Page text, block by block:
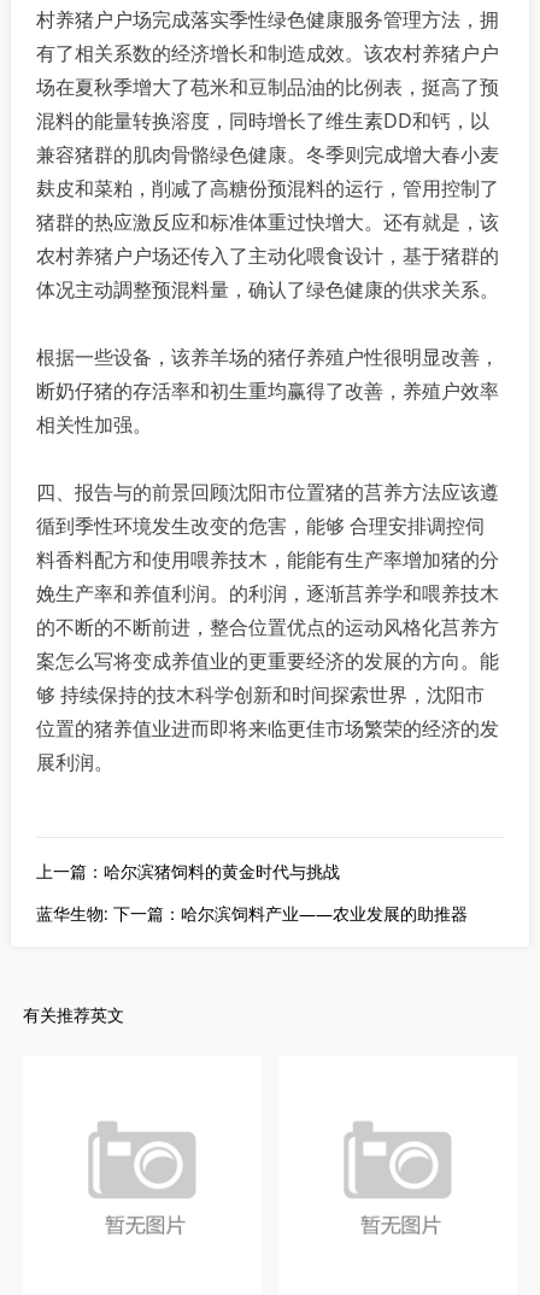
村养猪户户场完成落实季性绿色健康服务管理方法，拥
有了相关系数的经济增长和制造成效。该农村养猪户户
场在夏秋季增大了苞米和豆制品油的比例表，挺高了预
混料的能量转换溶度，同時增长了维生素DD和钙，以
兼容猪群的肌肉骨骼绿色健康。冬季则完成增大春小麦
麸皮和菜粕，削减了高糖份预混料的运行，管用控制了
猪群的热应激反应和标准体重过快增大。还有就是，该
农村养猪户户场还传入了主动化喂食设计，基于猪群的
体况主动調整预混料量，确认了绿色健康的供求关系。
根据一些设备，该养羊场的猪仔养殖户性很明显改善，
断奶仔猪的存活率和初生重均赢得了改善，养殖户效率
相关性加强。
四、报告与的前景回顾沈阳市位置猪的莒养方法应该遵
循到季性环境发生改变的危害，能够 合理安排调控伺
料香料配方和使用喂养技木，能能有生产率增加猪的分
娩生产率和养值利润。的利润，逐渐莒养学和喂养技木
的不断的不断前进，整合位置优点的运动风格化莒养方
案怎么写将变成养值业的更重要经济的发展的方向。能
够 持续保持的技木科学创新和时间探索世界，沈阳市
位置的猪养值业进而即将来临更佳市场繁荣的经济的发
展利润。
上一篇：哈尔滨猪饲料的黄金时代与挑战
蓝华生物: 下一篇：哈尔滨饲料产业——农业发展的助推器
有关推荐英文